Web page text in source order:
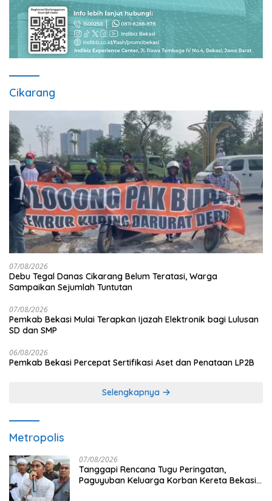
Cikarang
07/08/2026
Debu Tegal Danas Cikarang Belum Teratasi, Warga
Sampaikan Sejumlah Tuntutan
07/08/2026
Pemkab Bekasi Mulai Terapkan Ijazah Elektronik bagi Lulusan
SD dan SMP
06/08/2026
Pemkab Bekasi Percepat Sertifikasi Aset dan Penataan LP2B
Selengkapnya
Metropolis
07/08/2026
Tanggapi Rencana Tugu Peringatan,
Paguyuban Keluarga Korban Kereta Bekasi